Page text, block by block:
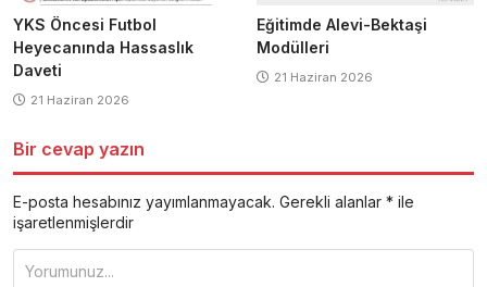
YKS Öncesi Futbol
Heyecanında Hassaslık
Daveti
21 Haziran 2026
Eğitimde Alevi-Bektaşi
Modülleri
21 Haziran 2026
Bir cevap yazın
E-posta hesabınız yayımlanmayacak. Gerekli alanlar * ile
işaretlenmişlerdir